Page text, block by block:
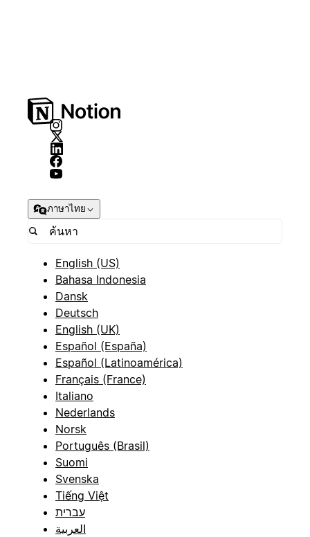
ภาษาไทย
English (US)
Bahasa Indonesia
Dansk
Deutsch
English (UK)
Español (España)
Español (Latinoamérica)
Français (France)
Italiano
Nederlands
Norsk
Português (Brasil)
Suomi
Svenska
Tiếng Việt
עברית
العربية